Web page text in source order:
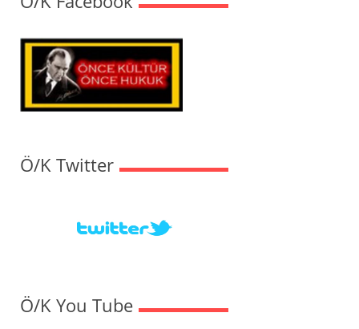
Ö/K Twitter
Ö/K You Tube